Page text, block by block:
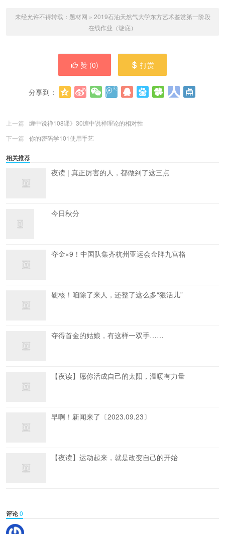
未经允许不得转载： 题材网 » 2019石油天然气大学东方艺术鉴赏第一阶段
在线作业（谜底）
赞 (0) 打赏
分享到：
上一篇
缠中说禅108课》30缠中说禅理论的相对性
下一篇
你的密码学101使用手艺
相关推荐
夜读 | 真正厉害的人，都做到了这三点
今日秋分
夺金×9！中国队集齐杭州亚运会金牌九宫格
硬核！咱除了来人，还整了这么多“狠活儿”
夺得首金的姑娘，有这样一双手……
【夜读】愿你活成自己的太阳，温暖有力量
早啊！新闻来了〔2023.09.23〕
【夜读】运动起来，就是改变自己的开始
评论0